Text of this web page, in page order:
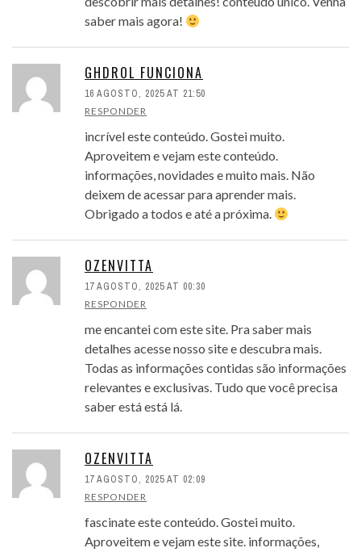
saber mais agora!
GHDROL FUNCIONA
16 AGOSTO, 2025 AT 21:50
RESPONDER
incrível este conteúdo. Gostei muito.
Aproveitem e vejam este conteúdo.
informações, novidades e muito mais. Não
deixem de acessar para aprender mais.
Obrigado a todos e até a próxima.
OZENVITTA
17 AGOSTO, 2025 AT 00:30
RESPONDER
me encantei com este site. Pra saber mais
detalhes acesse nosso site e descubra mais.
Todas as informações contidas são informações
relevantes e exclusivas. Tudo que você precisa
saber está está lá.
OZENVITTA
17 AGOSTO, 2025 AT 02:09
RESPONDER
fascinate este conteúdo. Gostei muito.
Aproveitem e vejam este site. informações,